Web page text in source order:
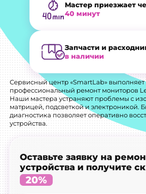
Мастер приезжает
40 минут
Запчасти и
в наличии
Сервисный центр «SmartLab» выполняет
профессиональный ремонт мониторов
Наши мастера устраняют проблемы с
матрицей, подсветкой и электроникой.
диагностика позволяет оперативно
устройства.
Оставьте заявку на
устройства и получите
20%